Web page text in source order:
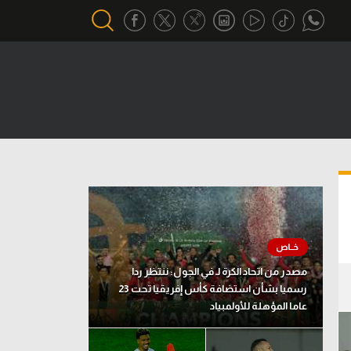
تحقيق في الجول
تقرير في الجول
تحليل في الجول
حكايات في الجول
كويز في الجول
فيديو في الجول
مصدر من اتحاد الكرة لـ في الجول: ننتظر ردا
رسميا بشأن استضافة كأس إفريقيا تحت 23
عاما المؤهلة للأولمبياد